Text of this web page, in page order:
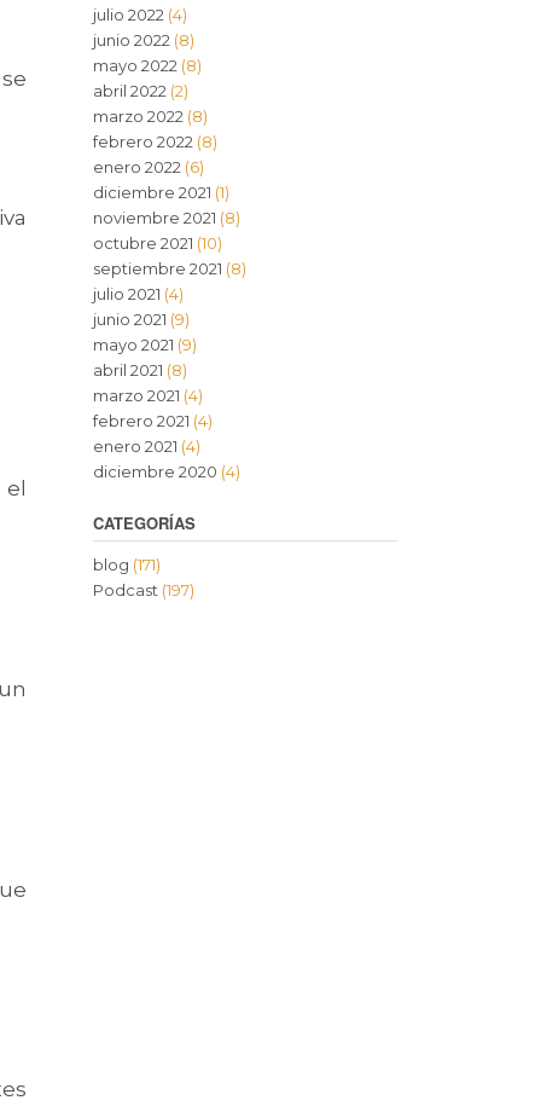
julio 2022 (4)
junio 2022 (8)
mayo 2022 (8)
abril 2022 (2)
marzo 2022 (8)
febrero 2022 (8)
enero 2022 (6)
diciembre 2021 (1)
noviembre 2021 (8)
octubre 2021 (10)
septiembre 2021 (8)
julio 2021 (4)
junio 2021 (9)
mayo 2021 (9)
abril 2021 (8)
marzo 2021 (4)
febrero 2021 (4)
enero 2021 (4)
diciembre 2020 (4)
CATEGORÍAS
blog (171)
Podcast (197)